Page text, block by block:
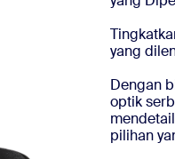
yang
Dengan
optik
pilihan